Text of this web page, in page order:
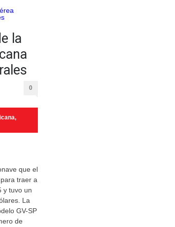
la
0
,
que el
traer a
y tuvo un
La
GV-SP
de